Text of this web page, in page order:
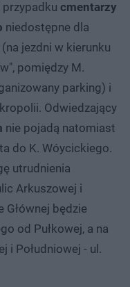
cmentarzy
niedostępne dla
jezdni w kierunku
pomiędzy M.
parking) i
Odwiedzający
nie pojadą natomiast
do K. Wóycickiego.
utrudnienia
Arkuszowej i
Głównej będzie
od Pułkowej, a na
i Południowej - ul.